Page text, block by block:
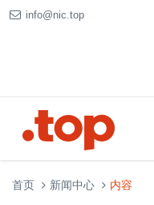
info@nic.top
首页 新闻中心 内容